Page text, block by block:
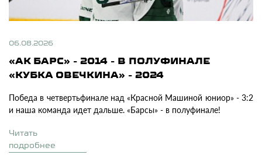
06.08.2026
«АК БАРС» - 2014 - В ПОЛУФИНАЛЕ
«КУБКА ОВЕЧКИНА» - 2024
Победа в четвертьфинале над «Красной Машиной юниор» - 3:2
и наша команда идет дальше. «Барсы» - в полуфинале!
Читать
подробнее